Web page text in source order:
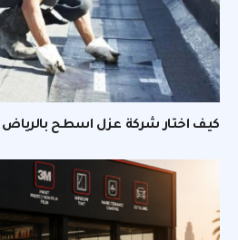
كيف اختار شركة عزل اسطح بالرياض